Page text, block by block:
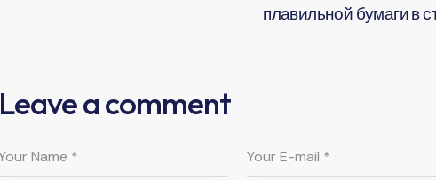
плавильной бумаги в
Leave a comment